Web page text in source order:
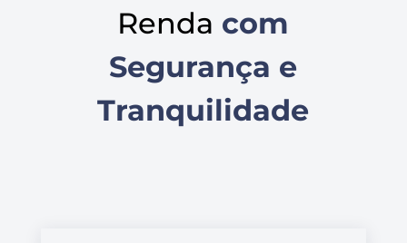
Renda com
Segurança e
Tranquilidade